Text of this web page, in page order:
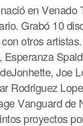
en Venado
Grabó 10
otros
Esperanza
Joe
Rodriguez
Vanguard de
proyectos